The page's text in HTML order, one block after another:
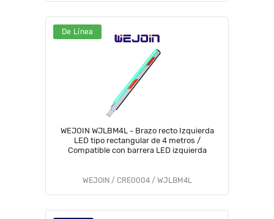
De Línea
WEJOIN WJLBM4L - Brazo recto Izquierda
LED tipo rectangular de 4 metros /
Compatible con barrera LED izquierda
WEJOIN / CRE0004 / WJLBM4L